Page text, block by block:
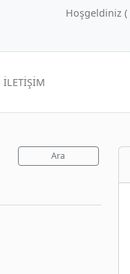
Hoşgeldiniz (
İLETİŞİM
Ara